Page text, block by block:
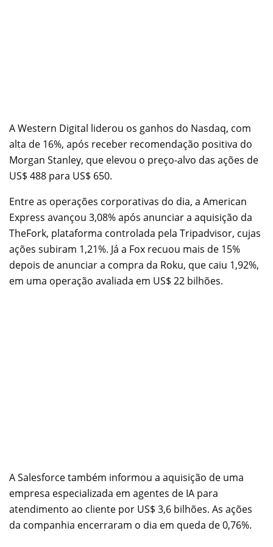
A Western Digital liderou os ganhos do Nasdaq, com
alta de 16%, após receber recomendação positiva do
Morgan Stanley, que elevou o preço-alvo das ações de
US$ 488 para US$ 650.
Entre as operações corporativas do dia, a American
Express avançou 3,08% após anunciar a aquisição da
TheFork, plataforma controlada pela Tripadvisor, cujas
ações subiram 1,21%. Já a Fox recuou mais de 15%
depois de anunciar a compra da Roku, que caiu 1,92%,
em uma operação avaliada em US$ 22 bilhões.
A Salesforce também informou a aquisição de uma
empresa especializada em agentes de IA para
atendimento ao cliente por US$ 3,6 bilhões. As ações
da companhia encerraram o dia em queda de 0,76%.